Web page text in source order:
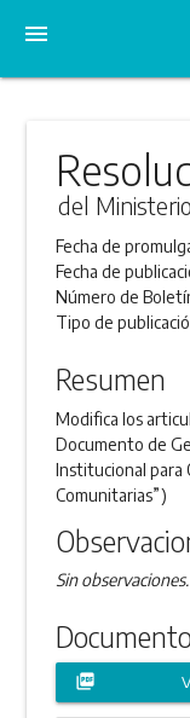
menu
del
Fecha de
Fecha de
Número de
Tipo de
Resumen
Modifica los
Documento de
Institucional para
Comunitarias”)
Sin observaciones.
picture_as_pdf